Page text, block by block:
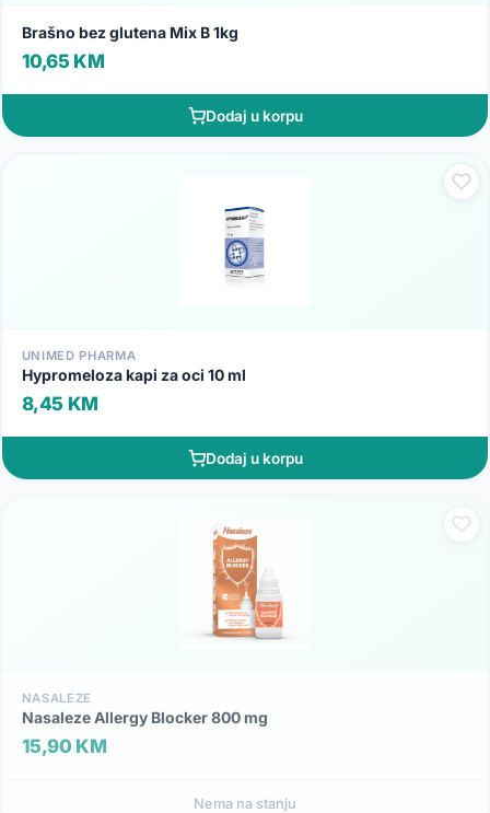
Brašno bez glutena Mix B 1kg
10,65 KM
Dodaj u korpu
UNIMED PHARMA
Hypromeloza kapi za oci 10 ml
8,45 KM
Dodaj u korpu
NASALEZE
Nasaleze Allergy Blocker 800 mg
15,90 KM
Nema na stanju